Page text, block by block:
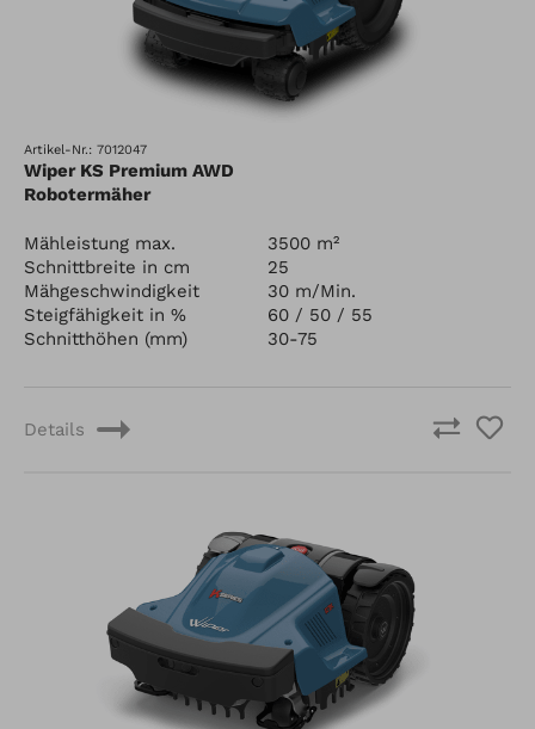
Artikel-Nr.: 7012047
Wiper KS Premium AWD
Robotermäher
Mähleistung max.
3500 m²
Schnittbreite in cm
25
Mähgeschwindigkeit
30 m/Min.
Steigfähigkeit in %
60 / 50 / 55
Schnitthöhen (mm)
30-75
Details